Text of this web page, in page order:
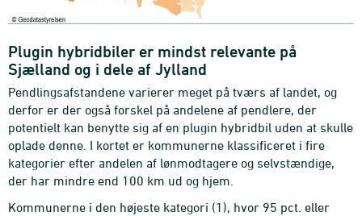
Plugin hybridbiler er mindst relevante på
Sjælland og i dele af Jylland
Pendlingsafstandene varierer meget på tværs af landet, og
derfor er der også forskel på andelene af pendlere, der
potentielt kan benytte sig af en plugin hybridbil uden at skulle
oplade denne. I kortet er kommunerne klassificeret i fire
kategorier efter andelen af lønmodtagere og selvstændige,
der har mindre end 100 km ud og hjem.
Kommunerne i den højeste kategori (1), hvor 95 pct. eller